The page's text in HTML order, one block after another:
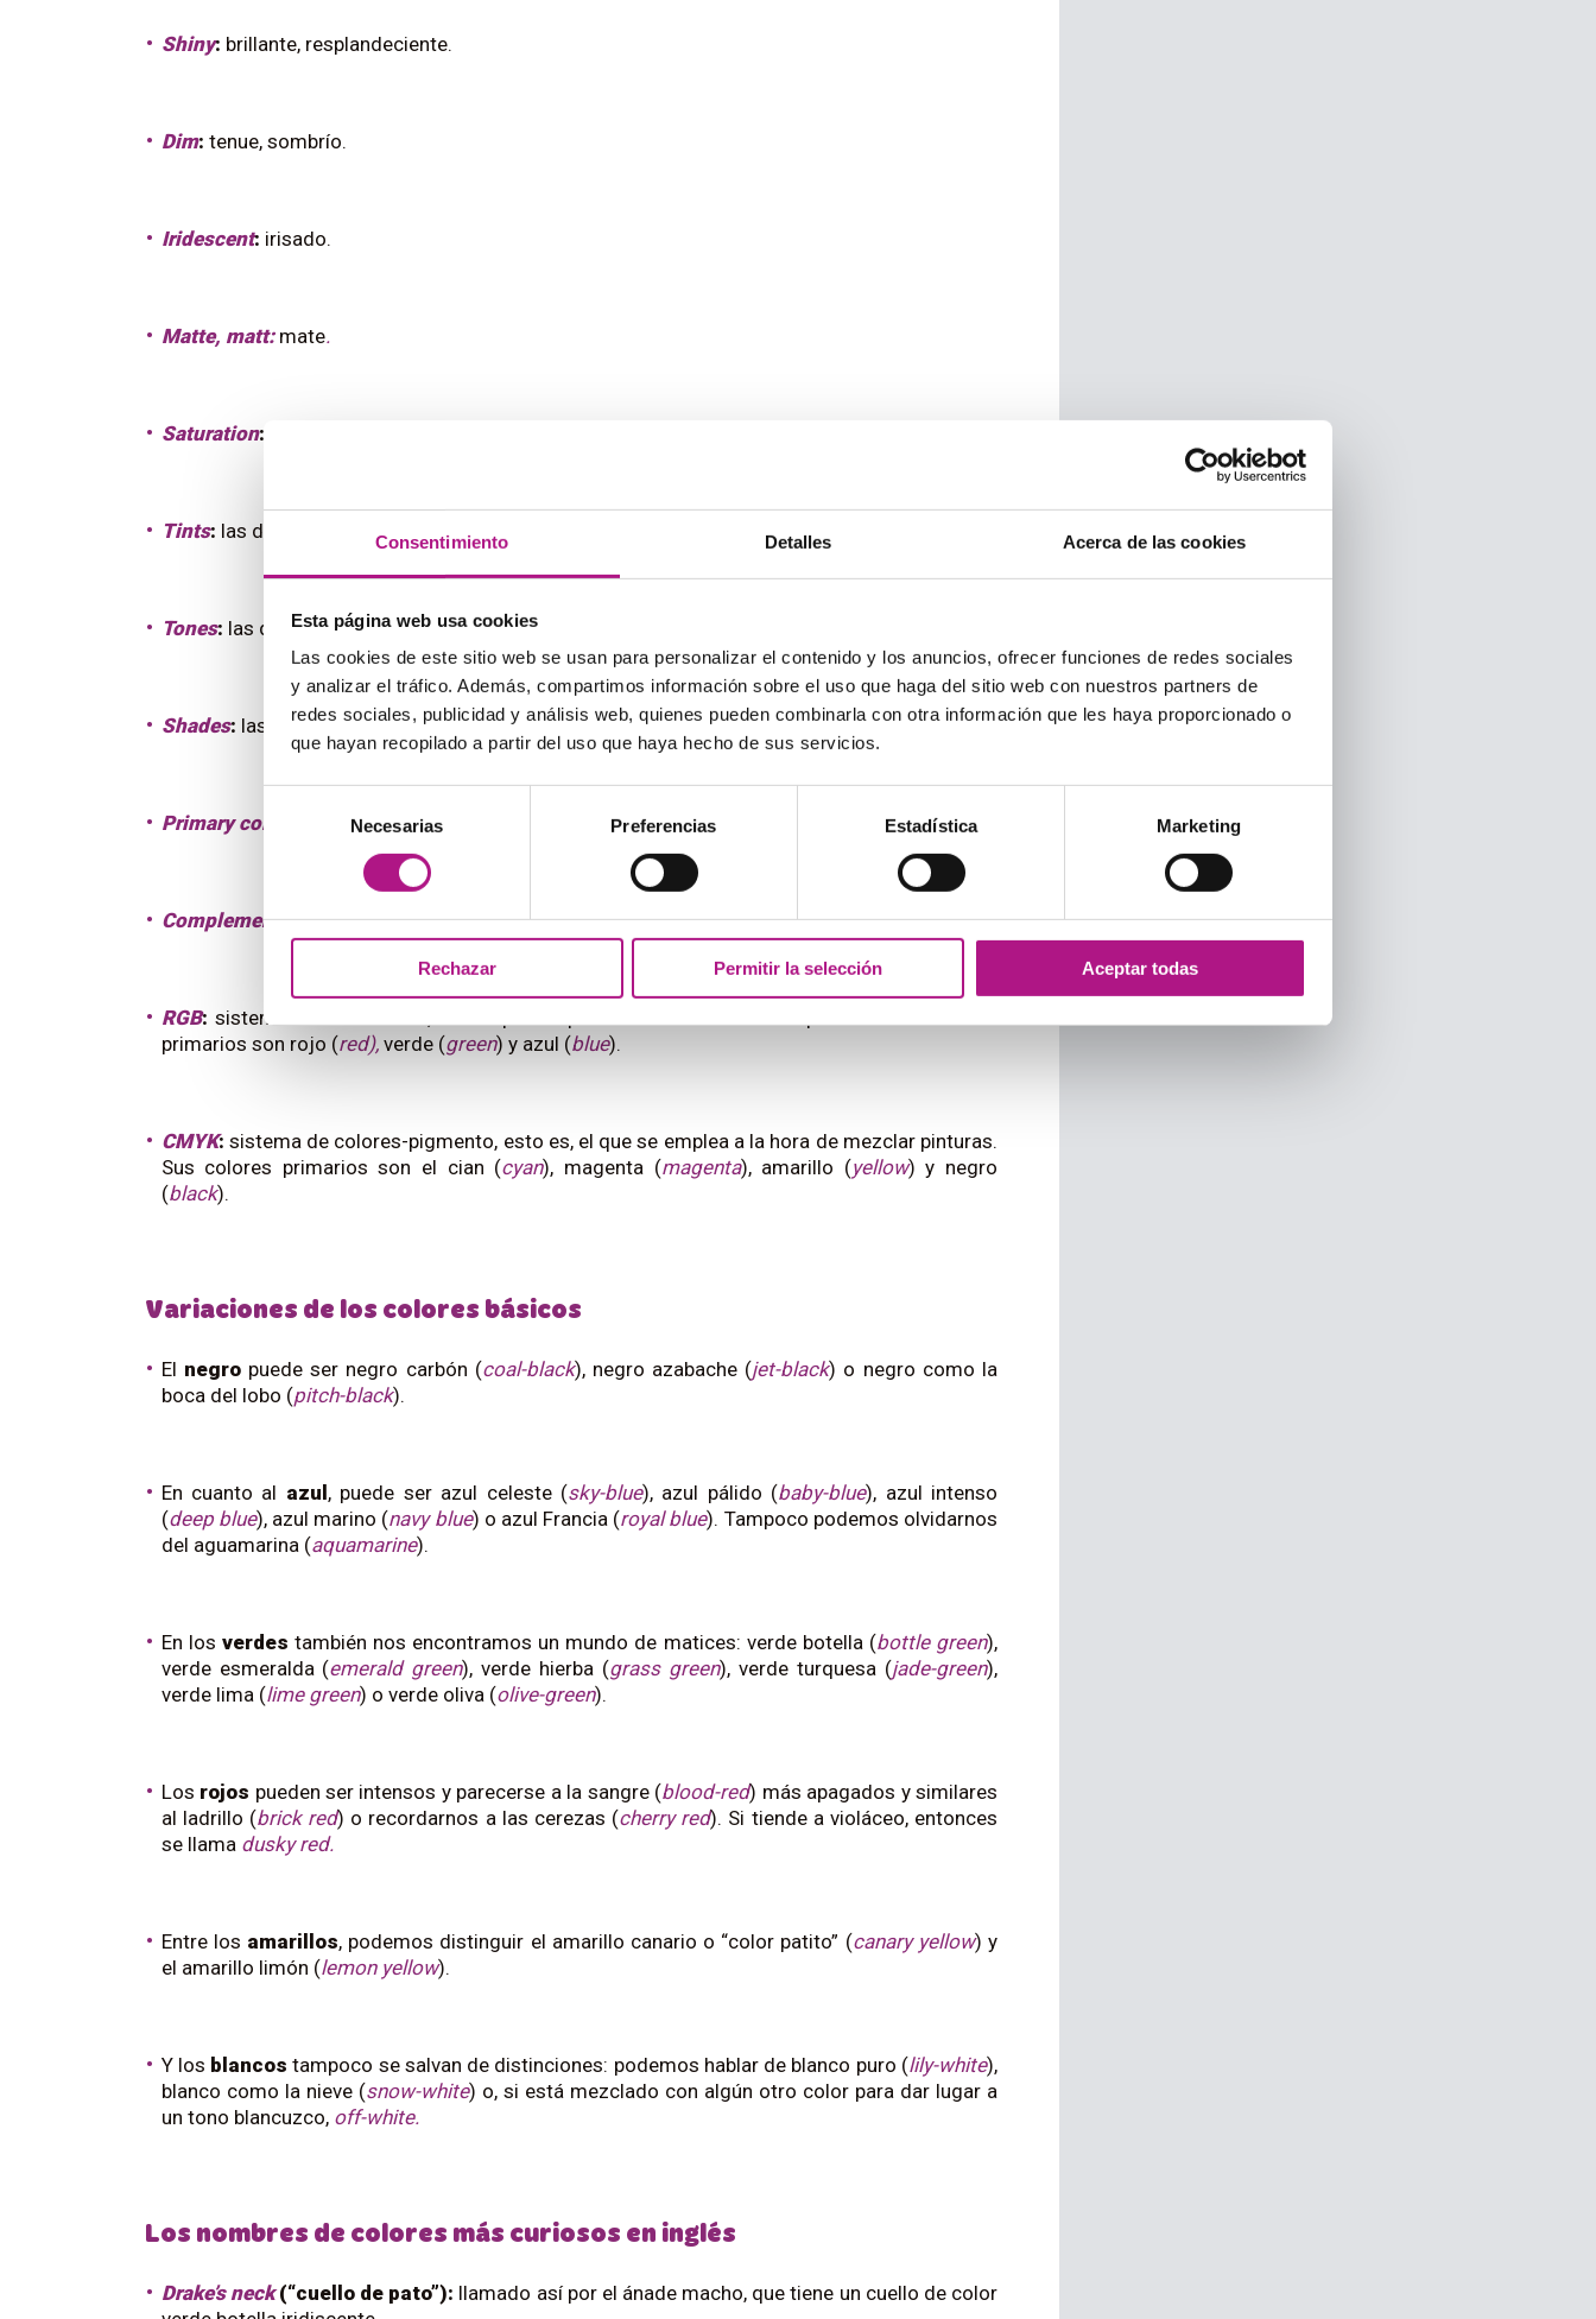
Consentimiento Detalles Acerca de las cookies
Esta página web usa cookies
Las cookies de este sitio web se usan para personalizar el contenido y los anuncios, ofrecer funciones de redes sociales
y analizar el tráfico. Además, compartimos información sobre el uso que haga del sitio web con nuestros partners de
redes sociales, publicidad y análisis web, quienes pueden combinarla con otra información que les haya proporcionado o
que hayan recopilado a partir del uso que haya hecho de sus servicios.
de
consentimiento
Necesarias Preferencias Estadística Marketing
Rechazar Permitir la selección Aceptar todas
Shiny: brillante, resplandeciente.
Dim: tenue, sombrío.
Iridescent: irisado.
Matte, matt: mate.
Saturation:
Tints: las diferentes tonalidades que se obtienen añadiendo blanco a un color puro.
Tones: las diferentes tonalidades que se obtienen añadiendo gris a un color puro.
Shades: las diferentes tonalidades que se obtienen añadiendo negro a un color puro.
Primary colors colores primarios.
Complementary colors:colores complementarios.
RGB: sistema de colores-luz, usado para representar colores en una pantalla. Sus colores
primarios son rojo (red),verde (green) y azul (blue).
CMYK: sistema de colores-pigmento, esto es, el que se emplea a la hora de mezclar pinturas.
Sus colores primarios son el cian (cyan), magenta (magenta), amarillo (yellow) y negro
(black).
Variaciones de los colores básicos
El negropuede ser negro carbón (coal-black), negro azabache (jet-black) o negro como la
boca del lobo (pitch-black).
En cuanto al azul , puede ser azul celeste (sky-blue), azul pálido (baby-blue), azul intenso
(deep blue), azul marino (navy blue) o azul Francia (royal blue). Tampoco podemos olvidarnos
del aguamarina (aquamarine).
En los verdes también nos encontramos un mundo de matices: verde botella (bottle green),
verde esmeralda (emerald green), verde hierba (grass green), verde turquesa (jade-green),
verde lima (lime green) o verde oliva (olive-green).
Los rojos pueden ser intensos y parecerse a la sangre (blood-red) más apagados y similares
al ladrillo (brick red) o recordarnos a las cerezas (cherry red). Si tiende a violáceo, entonces
se llama dusky red.
Entre los amarillos, podemos distinguir el amarillo canario o “color patito” (canary yellow) y
el amarillo limón (lemon yellow).
Y los blancos tampoco se salvan de distinciones: podemos hablar de blanco puro (lily-white),
blanco como la nieve (snow-white) o, si está mezclado con algún otro color para dar lugar a
un tono blancuzco, off-white.
Los nombres de colores más curiosos en inglés
Drake’s neck(“cuello de pato”): llamado así por el ánade macho, que tiene un cuello de color